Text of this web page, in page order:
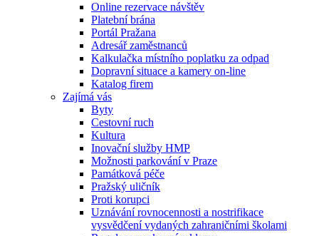
Online rezervace návštěv
Platební brána
Portál Pražana
Adresář zaměstnanců
Kalkulačka místního poplatku za odpad
Dopravní situace a kamery on-line
Katalog firem
Zajímá vás
Byty
Cestovní ruch
Kultura
Inovační služby HMP
Možnosti parkování v Praze
Památková péče
Pražský uličník
Proti korupci
Uznávání rovnocennosti a nostrifikace
vysvědčení vydaných zahraničními školami